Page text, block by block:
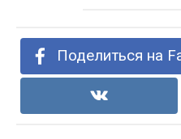
Поделиться на